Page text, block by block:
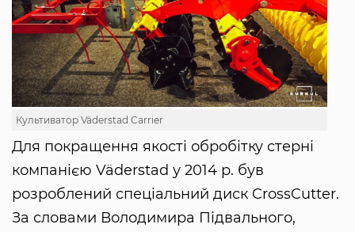
Культиватор Väderstad Carrier
Для покращення якості обробітку стерні
компанією Väderstad у 2014 р. був
розроблений спеціальний диск CrossCutter.
За словами Володимира Підвального,